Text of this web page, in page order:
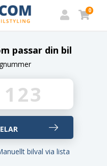
0
passar din bil
bilval via lista